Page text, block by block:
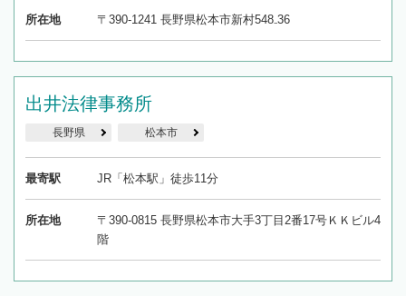
所在地 〒390-1241 長野県松本市新村548₋36
出井法律事務所
長野県 松本市
最寄駅 JR「松本駅」徒歩11分
所在地
〒390-0815 長野県松本市大手3丁目2番17号ＫＫビル4
階